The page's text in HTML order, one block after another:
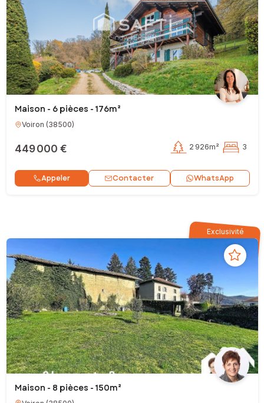
Maison - 6 pièces - 176m²
Voiron (38500)
449 000 € 2 926m² 3
Appeler Contacter WhatsApp
Exclusivité
Maison - 8 pièces - 150m²